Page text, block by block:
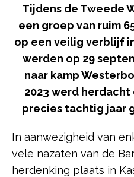
Tijdens de Tweede
een groep van ruim
op een veilig verblijf
werden op 29
naar kamp
2023 werd herdacht
precies tachtig jaar
In aanwezigheid van
vele nazaten van de
herdenking plaats in